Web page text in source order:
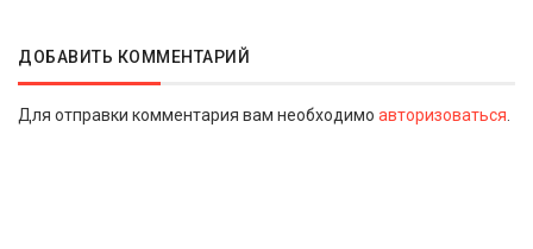
ДОБАВИТЬ КОММЕНТАРИЙ
Для отправки комментария вам необходимо авторизоваться